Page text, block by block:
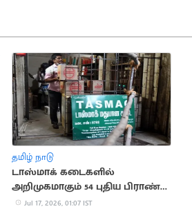
தமிழ் நாடு
டாஸ்மாக் கடைகளில்
அறிமுகமாகும் 54 புதிய பிராண்ட்
மது வகைகள்
Jul 17, 2026, 01:07 IST